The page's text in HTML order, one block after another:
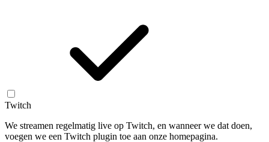
Twitch
We streamen regelmatig live op Twitch, en wanneer we dat doen,
voegen we een Twitch plugin toe aan onze homepagina.